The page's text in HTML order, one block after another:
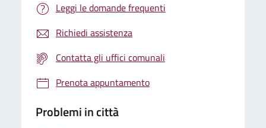
Leggi le domande frequenti
Richiedi assistenza
Contatta gli uffici comunali
Prenota appuntamento
Problemi in città